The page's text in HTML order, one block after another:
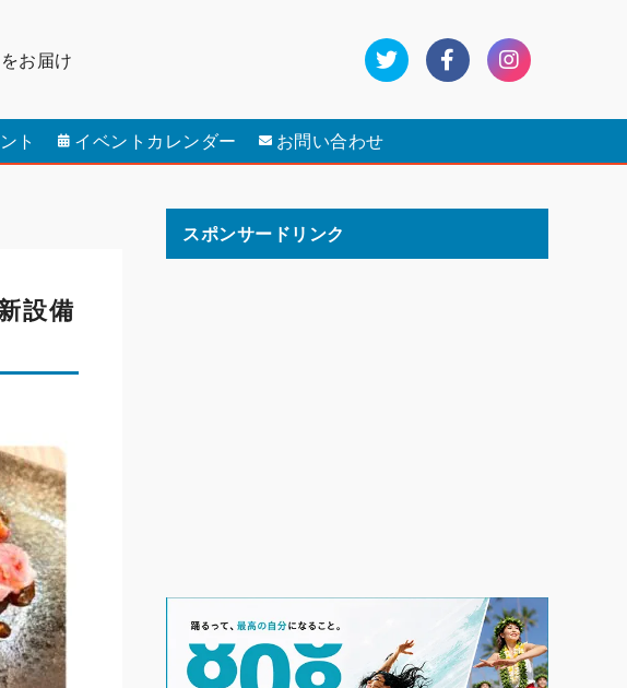
お届け
ト イベントカレンダー お問い合わせ
設備
スポンサードリンク